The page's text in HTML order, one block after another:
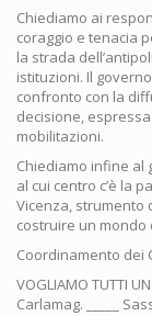
Chiediamo ai
coraggio e tenacia
la strada
istituzioni. Il
confronto con la
decisione,
mobilitazioni.
Chiediamo infine al
al cui centro c’è la
Vicenza, strumento
costruire un mondo
Coordinamento dei
VOGLIAMO TUTTI
Carlamag. _____